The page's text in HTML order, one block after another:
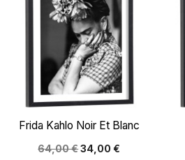
Frida Kahlo Noir Et Blanc
64,00 €34,00 €